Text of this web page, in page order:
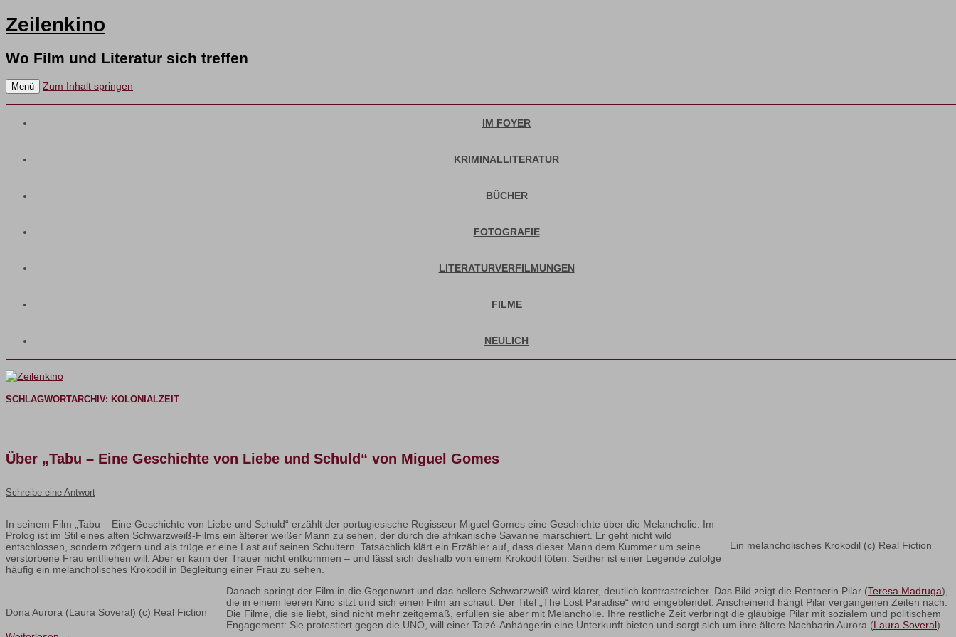
Zeilenkino
Wo Film und Literatur sich treffen
Menü Zum Inhalt springen
IM FOYER
KRIMINALLITERATUR
BÜCHER
FOTOGRAFIE
LITERATURVERFILMUNGEN
FILME
NEULICH
SCHLAGWORTARCHIV: KOLONIALZEIT
Über „Tabu – Eine Geschichte von Liebe und Schuld“ von Miguel Gomes
Schreibe eine Antwort
Ein melancholisches Krokodil (c) Real Fiction
In seinem Film „Tabu – Eine Geschichte von Liebe und Schuld“ erzählt der portugiesische Regisseur Miguel Gomes eine Geschichte über die Melancholie. Im
Prolog ist im Stil eines alten Schwarzweiß-Films ein älterer weißer Mann zu sehen, der durch die afrikanische Savanne marschiert. Er geht nicht wild
entschlossen, sondern zögern und als trüge er eine Last auf seinen Schultern. Tatsächlich klärt ein Erzähler auf, dass dieser Mann dem Kummer um seine
verstorbene Frau entfliehen will. Aber er kann der Trauer nicht entkommen – und lässt sich deshalb von einem Krokodil töten. Seither ist einer Legende zufolge
häufig ein melancholisches Krokodil in Begleitung einer Frau zu sehen.
Dona Aurora (Laura Soveral) (c) Real Fiction
Danach springt der Film in die Gegenwart und das hellere Schwarzweiß wird klarer, deutlich kontrastreicher. Das Bild zeigt die Rentnerin Pilar (Teresa Madruga),
die in einem leeren Kino sitzt und sich einen Film an schaut. Der Titel „The Lost Paradise“ wird eingeblendet. Anscheinend hängt Pilar vergangenen Zeiten nach.
Die Filme, die sie liebt, sind nicht mehr zeitgemäß, erfüllen sie aber mit Melancholie. Ihre restliche Zeit verbringt die gläubige Pilar mit sozialem und politischem
Engagement: Sie protestiert gegen die UNO, will einer Taizé-Anhängerin eine Unterkunft bieten und sorgt sich um ihre ältere Nachbarin Aurora (Laura Soveral).